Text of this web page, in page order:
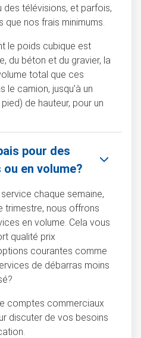
télévisions, et parfois,
nos frais minimums.
le poids cubique est
du béton et du gravier, la
total que ces
le camion, jusqu’à un
de hauteur, pour un
pour des
en volume?
chaque semaine,
trimestre, nous offrons
en volume. Cela vous
qualité prix
courantes comme
de débarras moins
comptes commerciaux
discuter de vos besoins